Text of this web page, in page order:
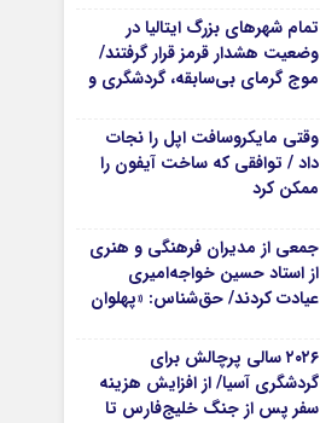
تمام شهرهای بزرگ ایتالیا در
وضعیت هشدار قرمز قرار گرفتند/
موج گرمای بی‌سابقه، گردشگری و
قرار داد
وقتی مایکروسافت اپل را نجات
داد / توافقی که ساخت آیفون را
ممکن کرد
جمعی از مدیران فرهنگی و هنری
از استاد حسین خواجه‌امیری
عیادت کردند/ حق‌شناس: «پهلوان
برای استاد ایرج است
۲۰۲۶ سالی پرچالش برای
گردشگری آسیا/ از افزایش هزینه
سفر پس از جنگ خلیج‌فارس تا